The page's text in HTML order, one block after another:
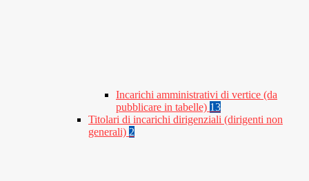
Incarichi amministrativi di vertice (da
pubblicare in tabelle) 13
Titolari di incarichi dirigenziali (dirigenti non
generali) 2